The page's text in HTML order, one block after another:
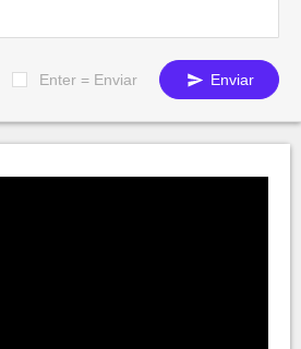
Enter = Enviar Enviar